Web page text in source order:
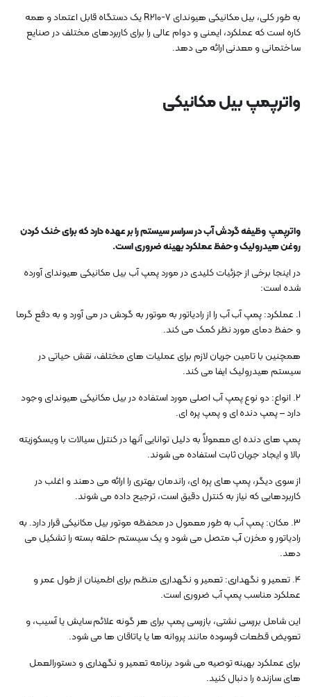
به طور کلی، بیل مکانیکی هیوندای R210-7 یک دستگاه قابل اعتماد و همه
کاره است که عملکرد، ایمنی و دوام عالی را برای کاربردهای مختلف در صنایع
ساختمانی و معدنی ارائه می دهد.
واترپمپ بیل مکانیکی
واترپمپ وظیفه گردش آب در سراسر سیستم را بر عهده دارد که برای خنک کردن
روغن هیدرولیک و حفظ عملکرد بهینه ضروری است.
در اینجا برخی از جزئیات کلیدی در مورد پمپ آب بیل مکانیکی هیوندای آورده
شده است:
1. عملکرد: پمپ آب آب را از رادیاتور به موتور به گردش در می آورد و به دفع گرما
و حفظ دمای مورد نظر کمک می کند.
همچنین با تامین جریان لازم برای عملیات های مختلف، نقش حیاتی در
سیستم هیدرولیک ایفا می کند.
2. انواع: دو نوع پمپ آب اصلی مورد استفاده در بیل مکانیکی هیوندای وجود
دارد – پمپ دنده ای و پمپ پره ای.
پمپ های دنده ای معمولاً به دلیل توانایی آنها در کنترل سیالات با ویسکوزیته
بالا و ایجاد جریان ثابت استفاده می شوند.
از سوی دیگر، پمپ های پره ای، راندمان بهتری را ارائه می دهند و اغلب در
کاربردهایی که نیاز به کنترل دقیق است، ترجیح داده می شوند.
3. مکان: پمپ آب به طور معمول در محفظه موتور بیل مکانیکی قرار دارد. به
رادیاتور و مخزن آب متصل می شود و یک سیستم حلقه بسته را تشکیل می
دهد.
4. تعمیر و نگهداری: تعمیر و نگهداری منظم برای اطمینان از طول عمر و
عملکرد مناسب پمپ آب ضروری است.
این شامل بررسی نشتی، بازرسی پمپ برای هر گونه علائم سایش یا آسیب، و
تعویض قطعات فرسوده مانند پروانه ها یا یاتاقان ها می شود.
برای عملکرد بهینه توصیه می شود برنامه تعمیر و نگهداری و دستورالعمل
های سازنده را دنبال کنید.